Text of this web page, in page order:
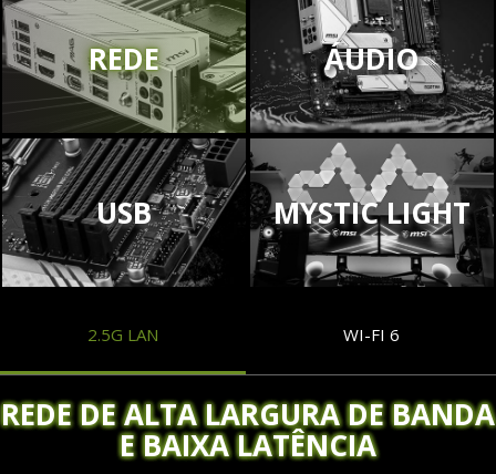
REDE ÁUDIO
USB MYSTIC LIGHT
2.5G LAN WI-FI 6
REDE DE ALTA LARGURA DE BANDA
E BAIXA LATÊNCIA